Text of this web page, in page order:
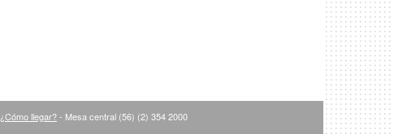
¿Cómo llegar?- Mesa central (56) (2) 354 2000